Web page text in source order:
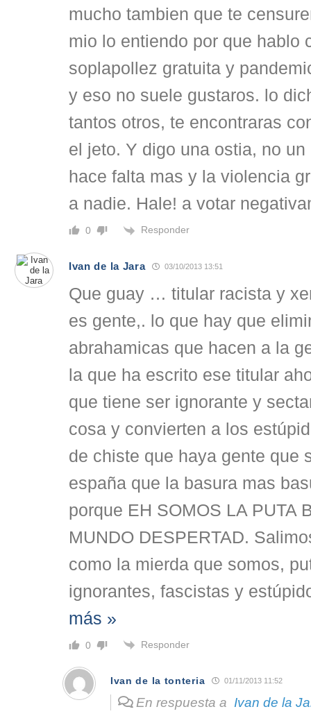
mucho tambien que te
mio lo entiendo por que hablo
soplapollez gratuita y
y eso no suele gustaros. lo
tantos otros, te encontraras
el jeto. Y digo una ostia, no
hace falta mas y la violencia
a nadie. Hale! a votar
0 Responder
Ivan de la Jara 03/10/2013 13:51
Que guay … titular racista y
es gente,. lo que hay que
abrahamicas que hacen a la
la que ha escrito ese titular
que tiene ser ignorante y
cosa y convierten a los
de chiste que haya gente que
españa que la basura mas
porque EH SOMOS LA PUTA
MUNDO DESPERTAD.
como la mierda que somos,
ignorantes, fascistas y
más »
0 Responder
Ivan de la tonteria 01/11/2013 11:52
En respuesta a Ivan de la